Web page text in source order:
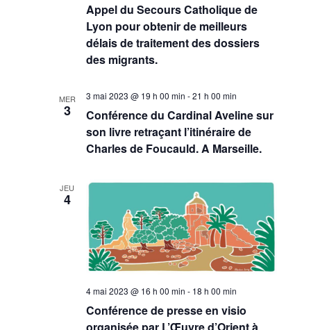
Appel du Secours Catholique de
Lyon pour obtenir de meilleurs
délais de traitement des dossiers
des migrants.
MER
3
Conférence du Cardinal Aveline sur
son livre retraçant l’itinéraire de
Charles de Foucauld. A Marseille.
3 mai 2023 @ 19 h 00 min -21 h 00 min
JEU
4
Conférence de presse en visio
4 mai 2023 @ 16 h 00 min - 18 h 00 min